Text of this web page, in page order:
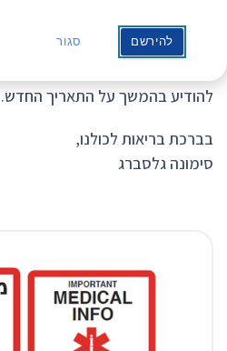
לצערנו בעקבות מגפת וירוס
להודיע בהמשך על התאריך החדש.
בברכת בריאות לכולנו,
סימונה גלסברג
להירשם סגור